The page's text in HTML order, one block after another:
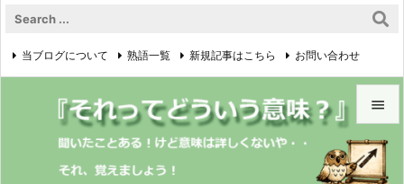


メニュ
当ブログについて 熟語一覧 新規記事はこちら お問い合わせ
プライバシーポリシー 